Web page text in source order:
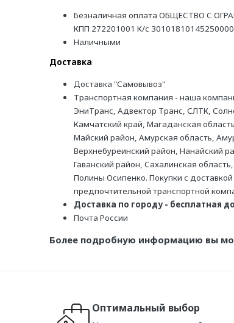
Безналичная оплата ОБЩЕСТВО С
КПП 272201001 К/с
Наличными
Доставка
Доставка "Самовывоз"
Транспортная компания - наша
ЭниТранс, Адвектор Транс, СЛТК,
Камчатский край, Магаданская
Майский район, Амурская область,
Верхнебуреинский район, Нанайский
Гаванский район, Сахалинская
Полины Осипенко. Покупки с
предпочтительной транспортной
Доставка по городу - бесплатная
Почта России
Более подробную информацию вы
Оптимальный выбор